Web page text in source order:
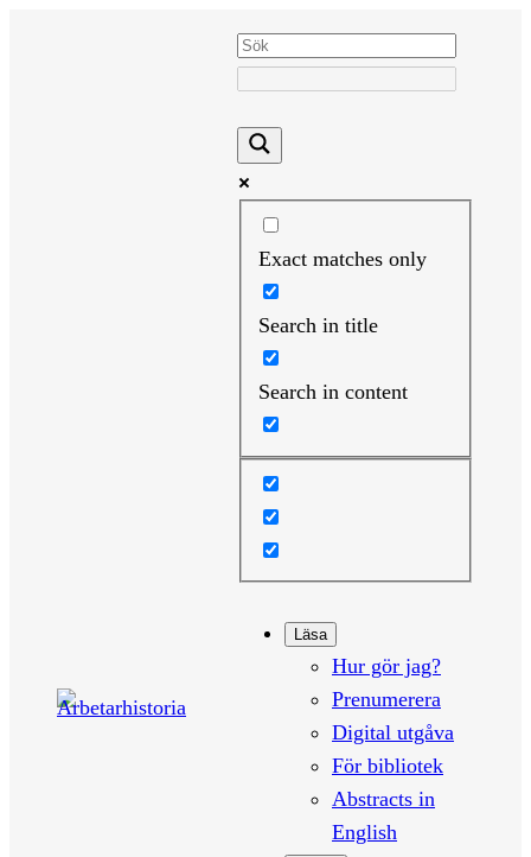
Exact matches only
Search in title
Search in content
Läsa
Hur gör jag?
Prenumerera
Digital utgåva
För bibliotek
Abstracts in
English